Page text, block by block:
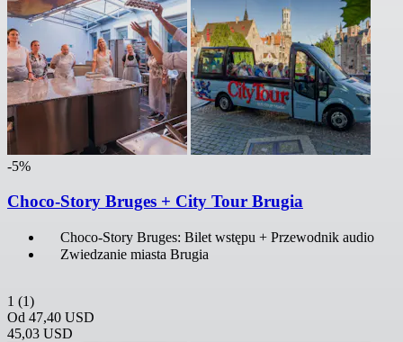
-5%
Choco-Story Bruges + City Tour Brugia
Choco-Story Bruges: Bilet wstępu + Przewodnik audio
Zwiedzanie miasta Brugia
1 (1)
Od 47,40 USD
45,03 USD